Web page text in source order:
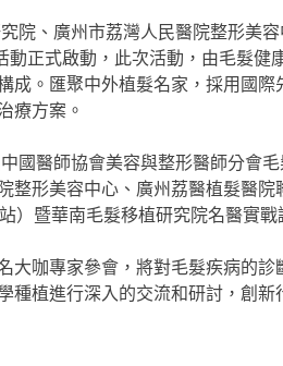
院、廣州市荔灣人民醫院整形美
動正式啟動，此次活動，由毛髮
成。匯聚中外植髮名家，採用國
療方案。
國醫師協會美容與整形醫師分會
整形美容中心、廣州荔醫植髮醫
）暨華南毛髮移植研究院名醫實
大咖專家參會，將對毛髮疾病的
種植進行深入的交流和研討，創